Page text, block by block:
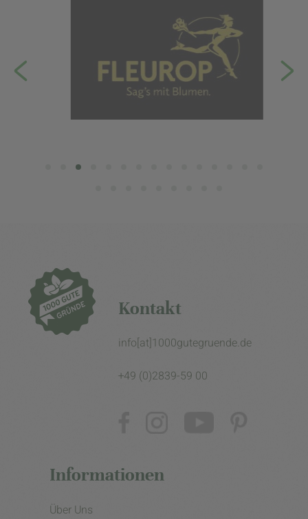
Kontakt
info[at]1000gutegruende.de
+49 (0)2839-59 00
Informationen
Über Uns